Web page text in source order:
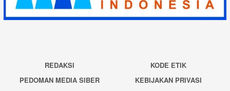
REDAKSI
KODE ETIK
PEDOMAN MEDIA SIBER
KEBIJAKAN PRIVASI